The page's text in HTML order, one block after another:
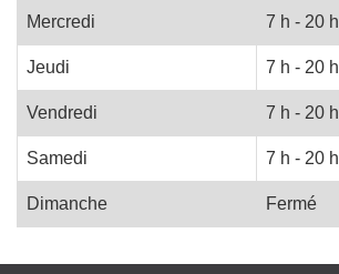
Mercredi 7 h - 20 h
Jeudi 7 h - 20 h
Vendredi 7 h - 20 h
Samedi 7 h - 20 h
Dimanche Fermé